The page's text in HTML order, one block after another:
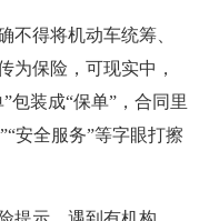
得将机动车统筹、
为保险，可现实中，
包装成“保单”，合同里
安全服务”等字眼打擦